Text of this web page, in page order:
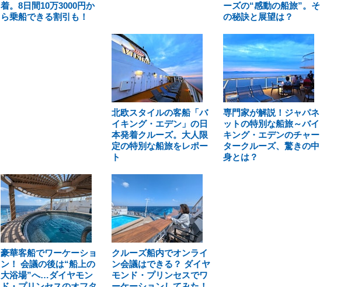
着。8日間10万3000円か
ら乗船できる割引も！
ーズの“感動の船旅”。そ
の秘訣と展望は？
北欧スタイルの客船「バ
イキング・エデン」の日
本発着クルーズ。大人限
定の特別な船旅をレポー
ト
専門家が解説！ジャパネ
ットの特別な船旅～バイ
キング・エデンのチャー
タークルーズ、驚きの中
身とは？
豪華客船でワーケーショ
ン！ 会議の後は“船上の
大浴場”へ…ダイヤモン
クルーズ船内でオンライ
ン会議はできる？ ダイヤ
モンド・プリンセスでワ